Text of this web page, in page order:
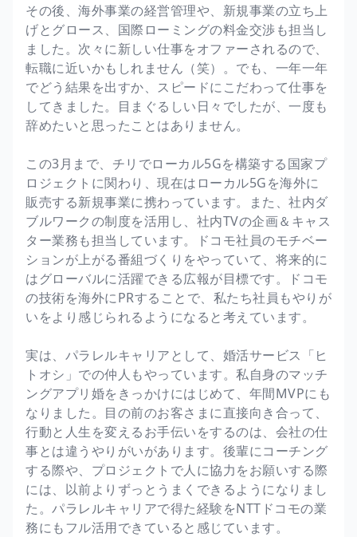
その後、海外事業の経営管理や、新規事業の立ち上
げとグロース、国際ローミングの料金交渉も担当し
ました。次々に新しい仕事をオファーされるので、
転職に近いかもしれません（笑）。でも、一年一年
でどう結果を出すか、スピードにこだわって仕事を
してきました。目まぐるしい日々でしたが、一度も
辞めたいと思ったことはありません。
この3月まで、チリでローカル5Gを構築する国家プ
ロジェクトに関わり、現在はローカル5Gを海外に
販売する新規事業に携わっています。また、社内ダ
ブルワークの制度を活用し、社内TVの企画＆キャス
ター業務も担当しています。ドコモ社員のモチベー
ションが上がる番組づくりをやっていて、将来的に
はグローバルに活躍できる広報が目標です。ドコモ
の技術を海外にPRすることで、私たち社員もやりが
いをより感じられるようになると考えています。
実は、パラレルキャリアとして、婚活サービス「ヒ
トオシ」での仲人もやっています。私自身のマッチ
ングアプリ婚をきっかけにはじめて、年間MVPにも
なりました。目の前のお客さまに直接向き合って、
行動と人生を変えるお手伝いをするのは、会社の仕
事とは違うやりがいがあります。後輩にコーチング
する際や、プロジェクトで人に協力をお願いする際
には、以前よりずっとうまくできるようになりまし
た。パラレルキャリアで得た経験をNTTドコモの業
務にもフル活用できていると感じています。